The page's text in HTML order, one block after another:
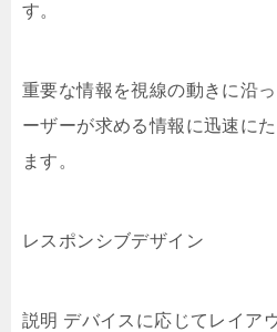
す。
重要な情報を視線の動きに沿
ーザーが求める情報に迅速に
ます。
レスポンシブデザイン
説明 デバイスに応じてレイア